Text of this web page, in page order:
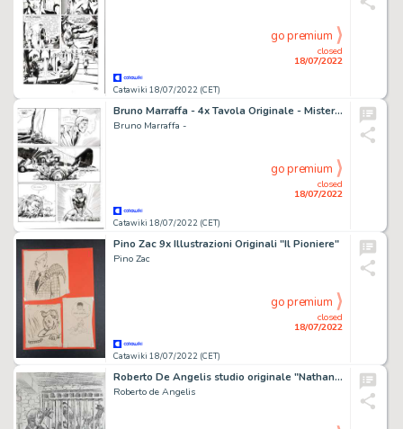
Catawiki 18/07/2022 (CET)
closed
18/07/2022
go premium
Bruno Marraffa - 4x Tavola Originale - Mister No n. 104 - "La casa di satana" - (1984)
Bruno Marraffa -
Catawiki 18/07/2022 (CET)
closed
18/07/2022
go premium
Pino Zac 9x Illustrazioni Originali "Il Pioniere"
Pino Zac
Catawiki 18/07/2022 (CET)
closed
18/07/2022
go premium
Roberto De Angelis studio originale "Nathan Never"
Roberto de Angelis